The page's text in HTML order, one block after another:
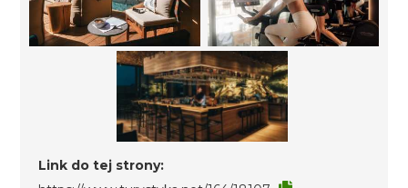
Link do tej strony: